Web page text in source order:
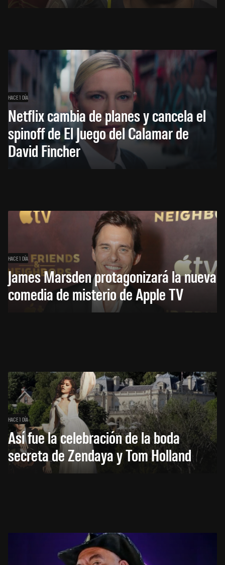
HACE 1 DÍA
Netflix cambia de planes y cancela el
spinoff de El Juego del Calamar de
David Fincher
HACE 1 DÍA
James Marsden protagonizará la nueva
comedia de misterio de Apple TV
HACE 1 DÍA
Así fue la celebración de la boda
secreta de Zendaya y Tom Holland